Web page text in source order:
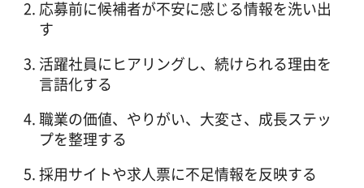
応募前に候補者が不安に感じる情報を洗い出
す
活躍社員にヒアリングし、続けられる理由を
言語化する
職業の価値、やりがい、大変さ、成長ステッ
プを整理する
採用サイトや求人票に不足情報を反映する